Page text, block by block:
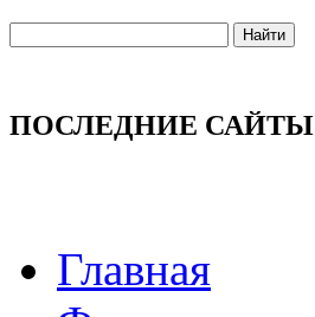
ПОСЛЕДНИЕ САЙТЫ
Главная